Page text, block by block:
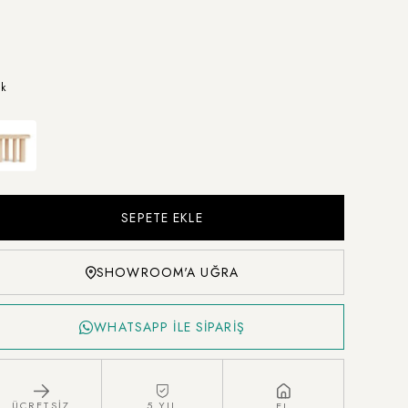
SHOWROOM'A UĞRA
WHATSAPP İLE SİPARİŞ
ÜCRETSİZ 5 YIL